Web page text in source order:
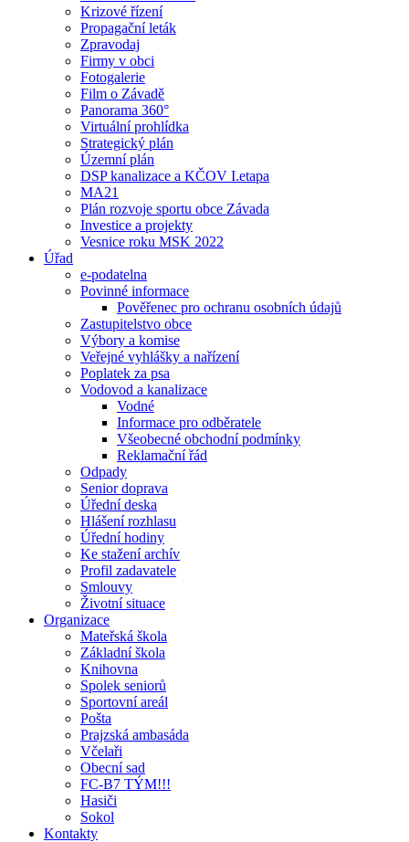
Krizové řízení
Propagační leták
Zpravodaj
Firmy v obci
Fotogalerie
Film o Závadě
Panorama 360°
Virtuální prohlídka
Strategický plán
Územní plán
DSP kanalizace a KČOV I.etapa
MA21
Plán rozvoje sportu obce Závada
Investice a projekty
Vesnice roku MSK 2022
Úřad
e-podatelna
Povinné informace
Pověřenec pro ochranu osobních údajů
Zastupitelstvo obce
Výbory a komise
Veřejné vyhlášky a nařízení
Poplatek za psa
Vodovod a kanalizace
Vodné
Informace pro odběratele
Všeobecné obchodní podmínky
Reklamační řád
Odpady
Senior doprava
Úřední deska
Hlášení rozhlasu
Úřední hodiny
Ke stažení archív
Profil zadavatele
Smlouvy
Životní situace
Organizace
Mateřská škola
Základní škola
Knihovna
Spolek seniorů
Sportovní areál
Pošta
Prajzská ambasáda
Včelaři
Obecní sad
FC-B7 TÝM!!!
Hasiči
Sokol
Kontakty